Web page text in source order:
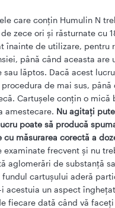
care conţin Humulin N
zece ori şi răsturnate cu
înainte de utilizare, pentru
până când aceasta are
sau lăptos. Dacă acest
procedura de mai sus,
Cartuşele conţin o mică
amestecare. Nu agitați
poate să producă
cu măsurarea corectă a
examinate frecvent şi nu
aglomerări de substanţă
fundul cartuşului aderă
acestuia un aspect
fiecare dată când vă